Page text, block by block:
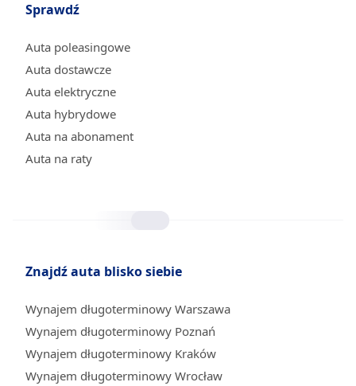
Sprawdź
Auta poleasingowe
Auta dostawcze
Auta elektryczne
Auta hybrydowe
Auta na abonament
Auta na raty
Znajdź auta blisko siebie
Wynajem długoterminowy Warszawa
Wynajem długoterminowy Poznań
Wynajem długoterminowy Kraków
Wynajem długoterminowy Wrocław